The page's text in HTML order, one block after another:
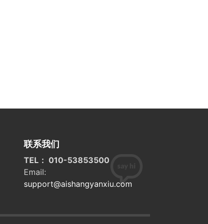
联系我们
TEL： 010-53853500
Email:
support@aishangyanxiu.com